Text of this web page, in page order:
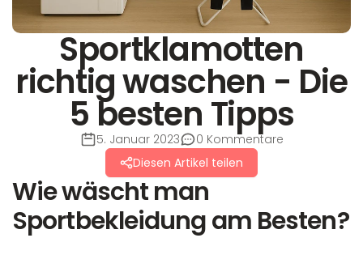
Sportklamotten
richtig waschen - Die
5 besten Tipps
5. Januar 2023
0 Kommentare
Diesen Artikel teilen
Wie wäscht man
Sportbekleidung am Besten?